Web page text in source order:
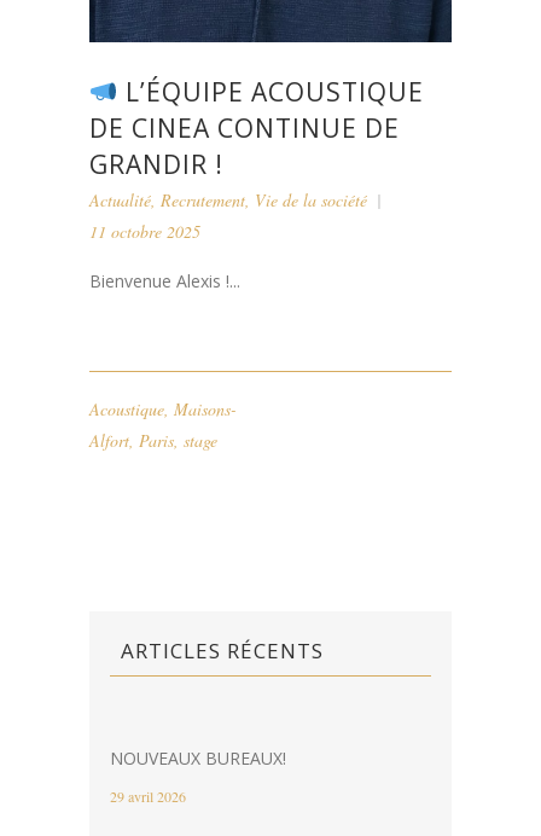
L’ÉQUIPE ACOUSTIQUE
DE CINEA CONTINUE DE
GRANDIR !
Actualité, Recrutement, Vie de la société
11 octobre 2025
Bienvenue Alexis !...
Acoustique, Maisons-
Alfort, Paris, stage
ARTICLES RÉCENTS
NOUVEAUX BUREAUX!
29 avril 2026